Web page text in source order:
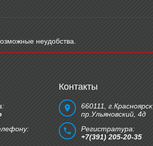
неудобства.
Контакты
660111, г.Красноярск,
пр.Ульяновский, 4д
Регистратура:
+7(391) 205-20-35